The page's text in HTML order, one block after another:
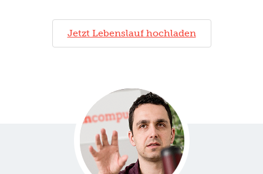
Jetzt Lebenslauf hochladen